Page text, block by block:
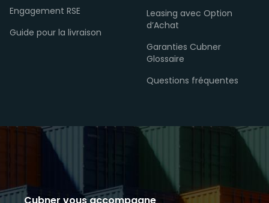
Engagement RSE
Guide pour la livraison
Leasing avec Option
d’Achat
Garanties Cubner
Glossaire
Questions fréquentes